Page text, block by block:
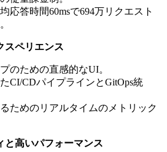
応答時間60msで694万リクエスト
スペリエンス
のための直感的なUI。
CI/CDパイプラインとGitOps統
ためのリアルタイムのメトリック
と高いパフォーマンス